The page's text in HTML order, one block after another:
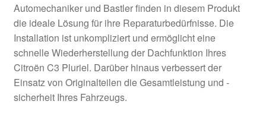
Über uns
Warenkorb
Weltweiter Versand
Automechaniker und Bastler finden in diesem Produkt
die ideale Lösung für ihre Reparaturbedürfnisse. Die
Installation ist unkompliziert und ermöglicht eine
schnelle Wiederherstellung der Dachfunktion Ihres
Citroën C3 Pluriel. Darüber hinaus verbessert der
Einsatz von Originalteilen die Gesamtleistung und -
sicherheit Ihres Fahrzeugs.